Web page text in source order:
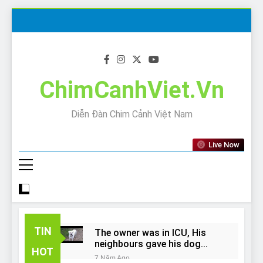
ChimCanhViet.Vn
Diễn Đàn Chim Cảnh Việt Nam
Live Now
TIN
HOT
The owner was in ICU, His
neighbours gave his dog
away!
7 Năm Ago